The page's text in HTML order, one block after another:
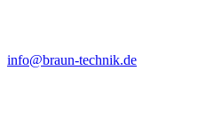
info@braun-technik.de